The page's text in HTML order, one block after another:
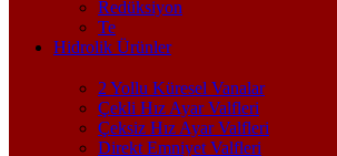
Redüksiyon
Te
Hidrolik Ürünler
2 Yollu Küresel Vanalar
Çekli Hız Ayar Valfleri
Çeksiz Hız Ayar Valfleri
Direkt Emniyet Valfleri